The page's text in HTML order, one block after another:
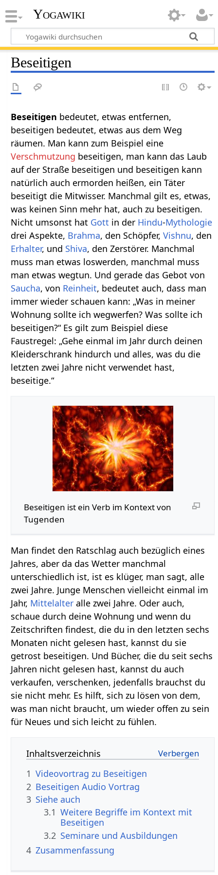
Yogawiki
Beseitigen
bedeutet, etwas entfernen,
beseitigen bedeutet, etwas aus dem Weg
räumen. Man kann zum Beispiel eine
Verschmutzung beseitigen, man kann das Laub
auf der Straße beseitigen und beseitigen kann
natürlich auch ermorden heißen, ein Täter
beseitigt die Mitwisser. Manchmal gilt es, etwas,
was keinen Sinn mehr hat, auch zu beseitigen.
Nicht umsonst hat Gott in der Hindu-Mythologie
drei Aspekte, Brahma, den Schöpfer,Vishnu, den
Erhalter, und Shiva, den Zerstörer. Manchmal
muss man etwas loswerden, manchmal muss
man etwas wegtun. Und gerade das Gebot von
Saucha, von Reinheit, bedeutet auch, dass man
immer wieder schauen kann: „Was in meiner
Wohnung sollte ich wegwerfen? Was sollte ich
beseitigen?“ Es gilt zum Beispiel diese
Faustregel: „Gehe einmal im Jahr durch deinen
Kleiderschrank hindurch und alles, was du die
letzten zwei Jahre nicht verwendet hast,
beseitige.“
Beseitigen‏‎ ist ein Verb im Kontext von
Tugenden
Man findet den Ratschlag auch bezüglich eines
Jahres, aber da das Wetter manchmal
unterschiedlich ist, ist es klüger, man sagt, alle
zwei Jahre. Junge Menschen vielleicht einmal im
Jahr, Mittelalter alle zwei Jahre. Oder auch,
schaue durch deine Wohnung und wenn du
Zeitschriften findest, die du in den letzten sechs
Monaten nicht gelesen hast, kannst du sie
getrost beseitigen. Und Bücher, die du seit sechs
Jahren nicht gelesen hast, kannst du auch
verkaufen, verschenken, jedenfalls brauchst du
sie nicht mehr. Es hilft, sich zu lösen von dem,
was man nicht braucht, um wieder offen zu sein
für Neues und sich leicht zu fühlen.
Inhaltsverzeichnis
1
2
Beseitigen‏‎ Audio Vortrag
3 Siehe auch
3.1 Weitere Begriffe im Kontext mit
3.2 Seminare und Ausbildungen
4 Zusammenfassung